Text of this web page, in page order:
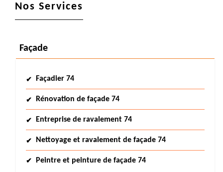
Nos Services
Façade
Façadier 74
Rénovation de façade 74
Entreprise de ravalement 74
Nettoyage et ravalement de façade 74
Peintre et peinture de façade 74